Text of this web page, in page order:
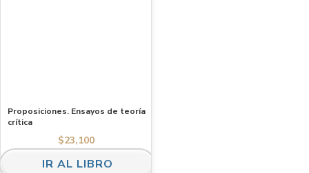
Proposiciones. Ensayos de teoría
crítica
$23,100
IR AL LIBRO